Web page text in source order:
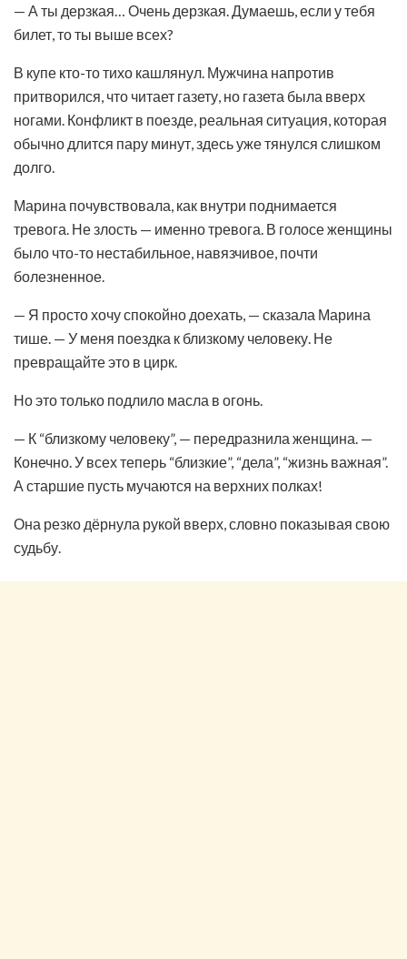
— А ты дерзкая… Очень дерзкая. Думаешь, если у тебя
билет, то ты выше всех?
В купе кто-то тихо кашлянул. Мужчина напротив
притворился, что читает газету, но газета была вверх
ногами. Конфликт в поезде, реальная ситуация, которая
обычно длится пару минут, здесь уже тянулся слишком
долго.
Марина почувствовала, как внутри поднимается
тревога. Не злость — именно тревога. В голосе женщины
было что-то нестабильное, навязчивое, почти
болезненное.
— Я просто хочу спокойно доехать, — сказала Марина
тише. — У меня поездка к близкому человеку. Не
превращайте это в цирк.
Но это только подлило масла в огонь.
— К “близкому человеку”, — передразнила женщина. —
Конечно. У всех теперь “близкие”, “дела”, “жизнь важная”.
А старшие пусть мучаются на верхних полках!
Она резко дёрнула рукой вверх, словно показывая свою
судьбу.